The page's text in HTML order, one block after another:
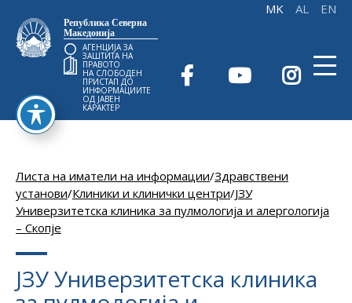
Република Северна
Македонија
АГЕНЦИЈА ЗА
ЗАШТИТА НА
ПРАВОТО
НА СЛОБОДЕН
ПРИСТАП ДО
ИНФОРМАЦИИТЕ
ОД ЈАВЕН
КАРАКТЕР
Листа на иматели на информации/Здравствени
установи/Клиники и клинички центри/ЈЗУ
Универзитетска клиника за пулмологија и алергологија
– Скопје
ЈЗУ Универзитетска клиника